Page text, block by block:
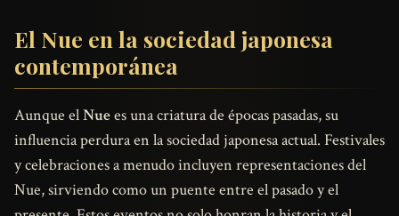
El Nue en la sociedad japonesa
contemporánea
Aunque elNuees una criatura de épocas pasadas, su
influencia perdura en la sociedad japonesa actual. Festivales
y celebraciones a menudo incluyen representaciones del
Nue, sirviendo como un puente entre el pasado y el